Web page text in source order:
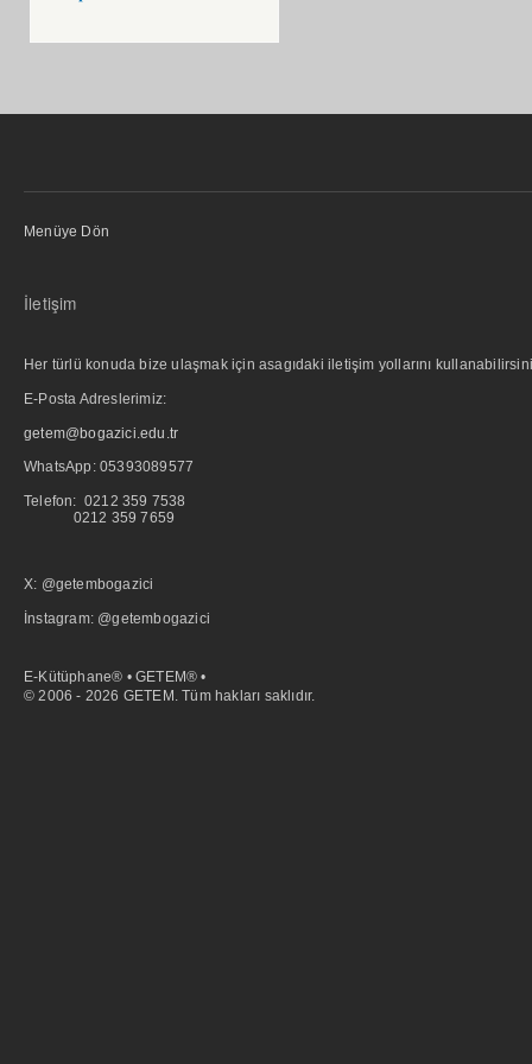
Menüye Dön
İletişim
Her türlü konuda bize ulaşmak için asagıdaki iletişim yollarını
E-Posta Adreslerimiz:
getem@bogazici.edu.tr
WhatsApp: 05393089577
Telefon: 0212 359 7538
0212 359 7659
X: @getembogazici
İnstagram: @getembogazici
E-Kütüphane® • GETEM® •
© 2006 - 2026 GETEM. Tüm hakları saklıdır.